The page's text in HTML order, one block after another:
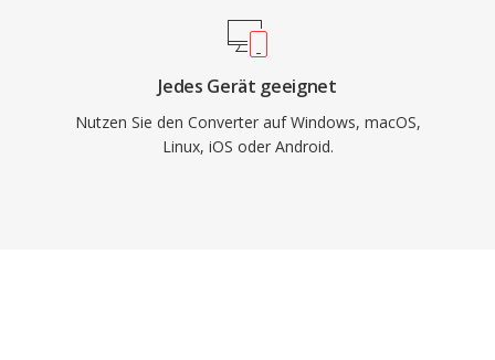
Jedes Gerät geeignet
Nutzen Sie den Converter auf Windows, macOS,
Linux, iOS oder Android.